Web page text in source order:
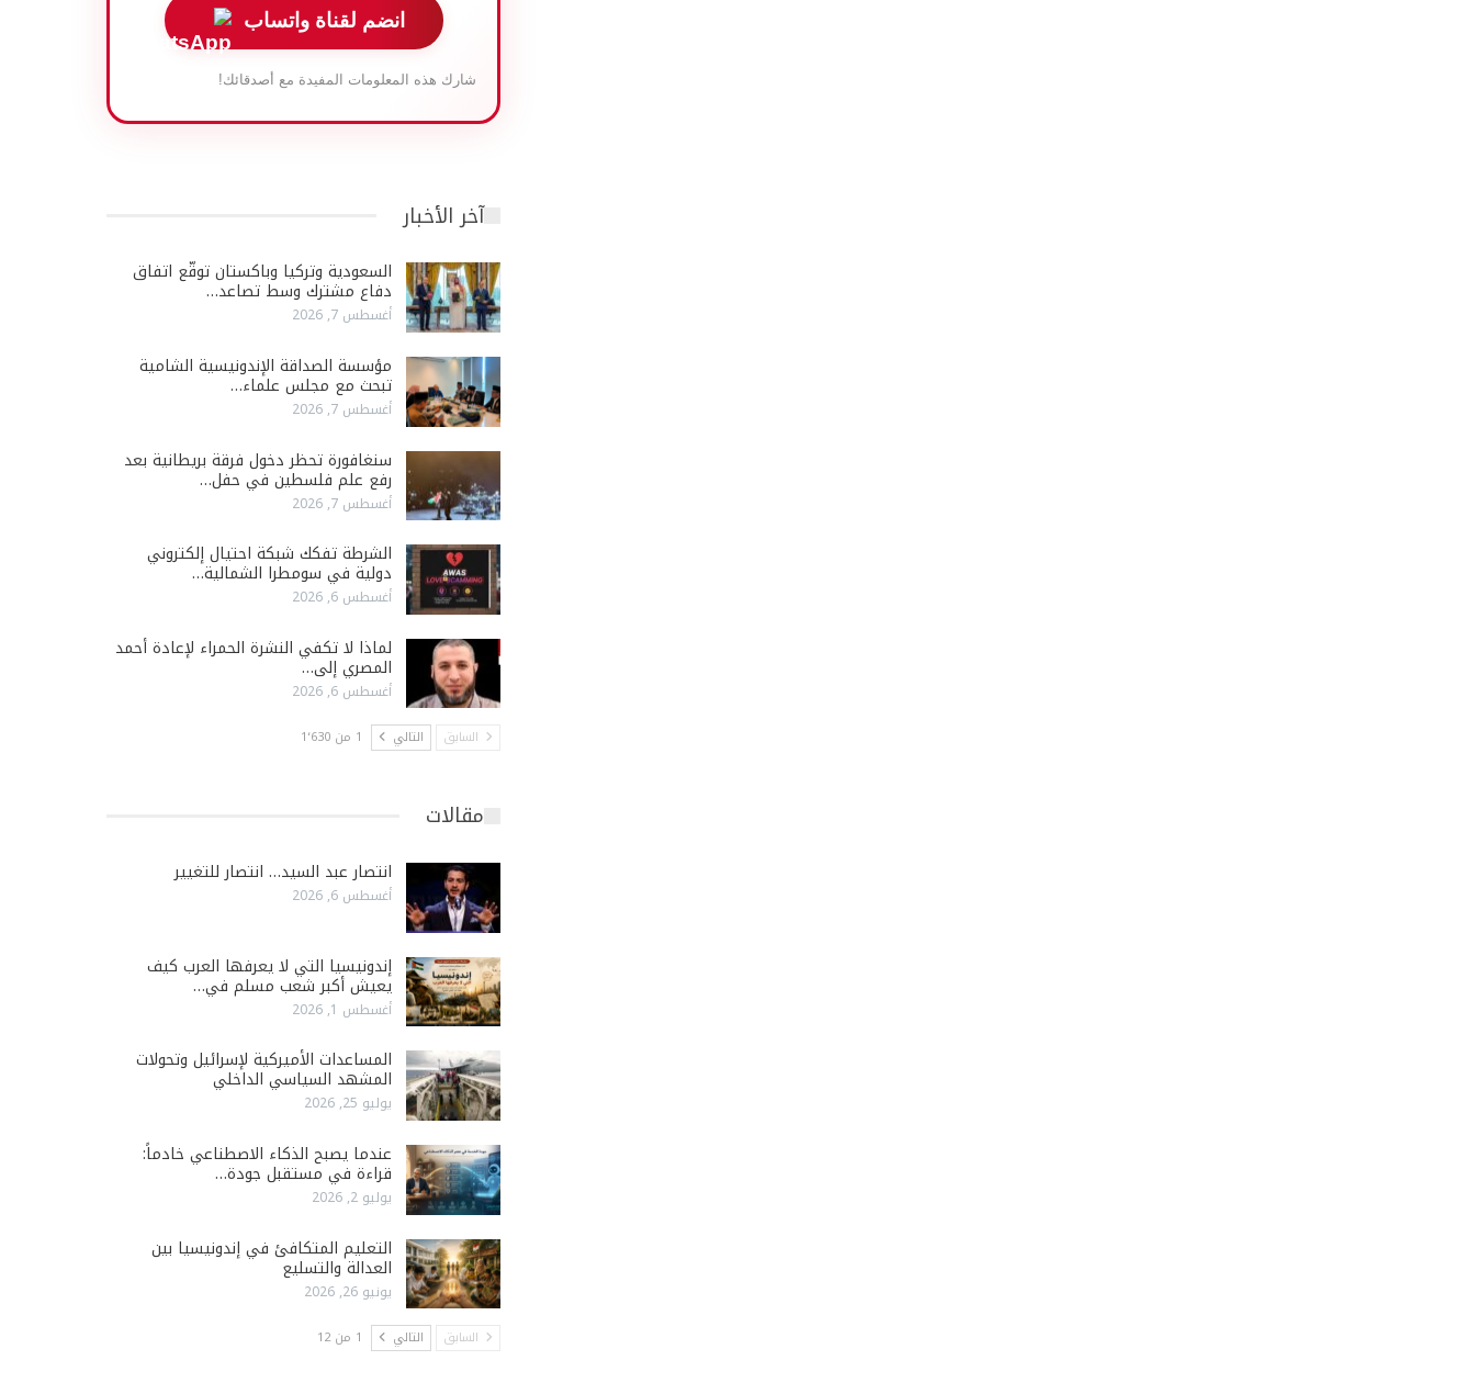
انضم لقناة واتساب
شارك هذه المعلومات المفيدة مع أصدقائك!
آخر الأخبار
السعودية وتركيا وباكستان توقّع اتفاق
دفاع مشترك وسط تصاعد…
أغسطس 7, 2026
مؤسسة الصداقة الإندونيسية الشامية
تبحث مع مجلس علماء…
أغسطس 7, 2026
سنغافورة تحظر دخول فرقة بريطانية بعد
رفع علم فلسطين في حفل…
أغسطس 7, 2026
الشرطة تفكك شبكة احتيال إلكتروني
دولية في سومطرا الشمالية…
أغسطس 6, 2026
لماذا لا تكفي النشرة الحمراء لإعادة أحمد
المصري إلى…
أغسطس 6, 2026
السابق التالي 1 من 1٬630
مقالات
انتصار عبد السيد… انتصار للتغيير
أغسطس 6, 2026
إندونيسيا التي لا يعرفها العرب كيف
يعيش أكبر شعب مسلم في…
أغسطس 1, 2026
المساعدات الأميركية لإسرائيل وتحولات
المشهد السياسي الداخلي
يوليو 25, 2026
عندما يصبح الذكاء الاصطناعي خادماً:
قراءة في مستقبل جودة…
يوليو 2, 2026
التعليم المتكافئ في إندونيسيا بين
العدالة والتسليع
يونيو 26, 2026
السابق التالي 1 من 12